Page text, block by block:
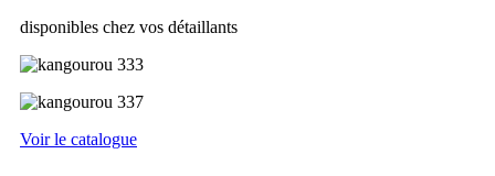
disponibles chez vos détaillants
Voir le catalogue